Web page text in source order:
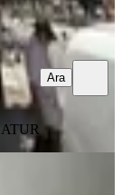
Ara
Ortaokulu